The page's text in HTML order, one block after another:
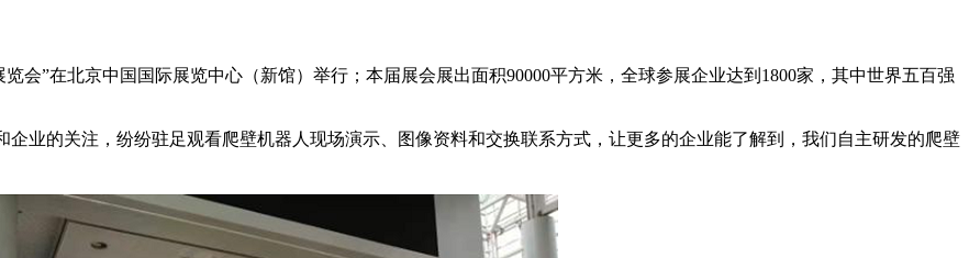
”在北京中国国际展览中心（新馆）举行；本届展会展出面积90000平方米，全球参展企业达到1800家，其中世界五百强
的关注，纷纷驻足观看爬壁机器人现场演示、图像资料和交换联系方式，让更多的企业能了解到，我们自主研发的爬壁